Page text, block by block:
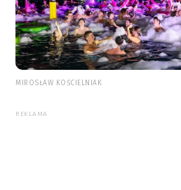
MIROSŁAW KOŚCIELNIAK
REKLAMA